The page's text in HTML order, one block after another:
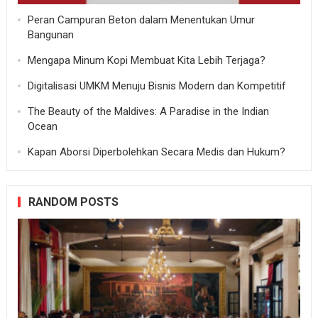
Peran Campuran Beton dalam Menentukan Umur
Bangunan
Mengapa Minum Kopi Membuat Kita Lebih Terjaga?
Digitalisasi UMKM Menuju Bisnis Modern dan Kompetitif
The Beauty of the Maldives: A Paradise in the Indian
Ocean
Kapan Aborsi Diperbolehkan Secara Medis dan Hukum?
RANDOM POSTS